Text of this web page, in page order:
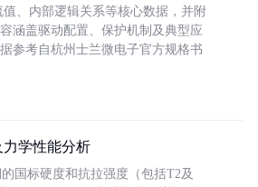
、内部逻辑关系等核心数据，并附
涵盖驱动配置、保护机制及典型应
参考自杭州士兰微电子官方规格书
学性能分析
国标硬度和抗拉强度（包括T2及